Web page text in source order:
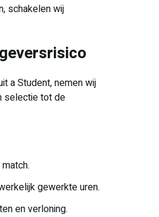
schakelen wij
a Student, nemen wij
selectie tot de
gewerkte uren.
en verloning.